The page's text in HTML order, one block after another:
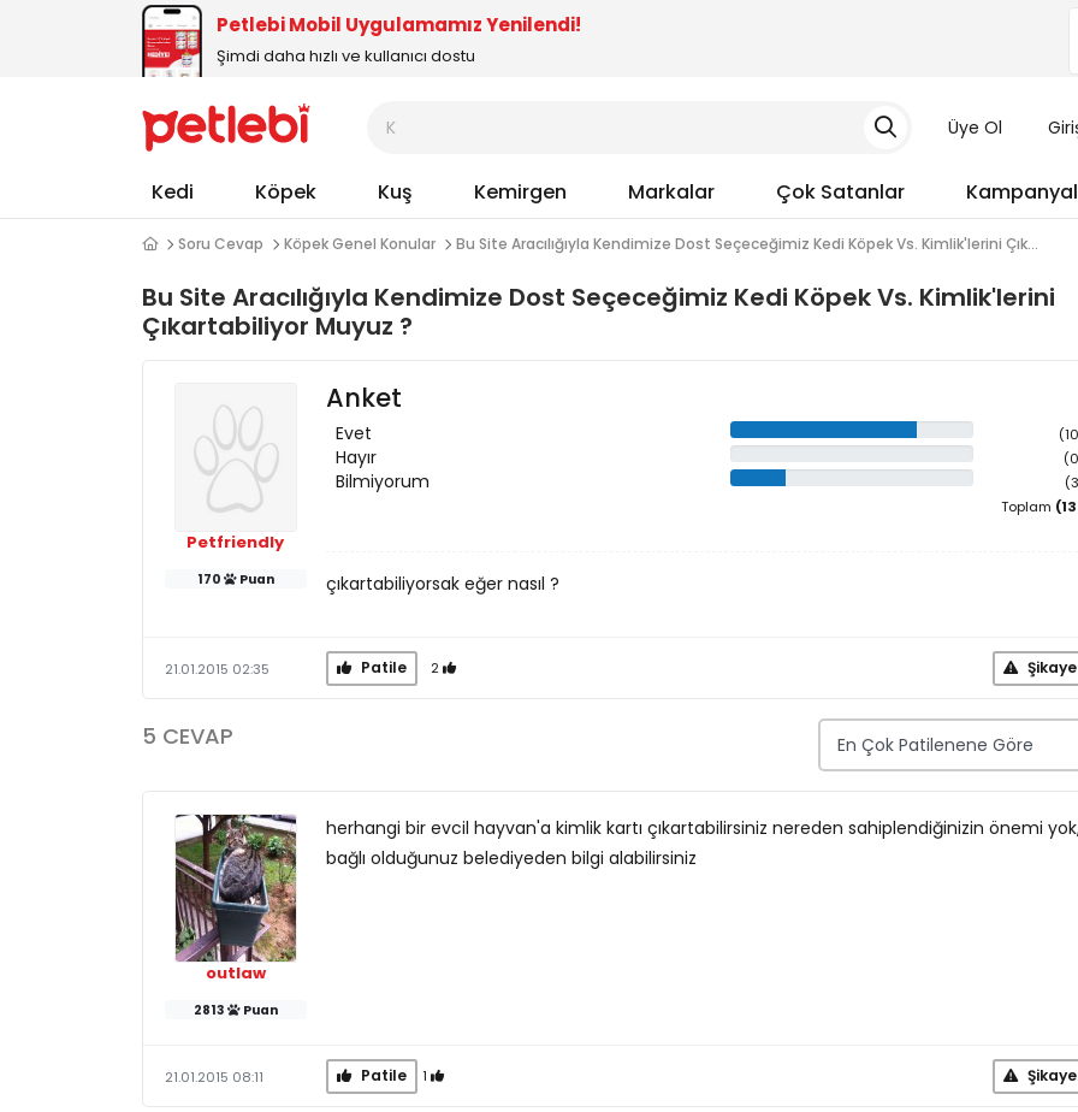
Petlebi Mobil Uygulamamız Yenilendi!
Şimdi daha hızlı ve kullanıcı dostu
Üye Ol
Kedi Köpek Kuş Kemirgen Markalar Çok Satanlar
Soru Cevap Köpek Genel Konular Bu Site Aracılığıyla Kendimize Dost Seçeceğimiz Kedi Köpek Vs. Kimlik'lerini Çık...
Bu Site Aracılığıyla Kendimize Dost Seçeceğimiz Kedi Köpek Vs. Kimlik'lerini
Çıkartabiliyor Muyuz ?
Petfriendly
170 Puan
Anket
Evet
Hayır
Bilmiyorum
Toplam
çıkartabiliyorsak eğer nasıl ?
21.01.2015 02:35 Patile 2
5 CEVAP
outlaw
2813 Puan
herhangi bir evcil hayvan'a kimlik kartı çıkartabilirsiniz nereden sahiplendiğinizin önemi
bağlı olduğunuz belediyeden bilgi alabilirsiniz
21.01.2015 08:11 Patile 1